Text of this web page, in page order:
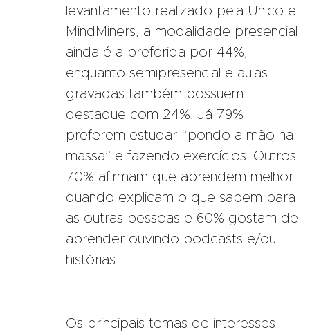
levantamento realizado pela Unico e
MindMiners, a modalidade presencial
ainda é a preferida por 44%,
enquanto semipresencial e aulas
gravadas também possuem
destaque com 24%. Já 79%
preferem estudar “pondo a mão na
massa” e fazendo exercícios. Outros
70% afirmam que aprendem melhor
quando explicam o que sabem para
as outras pessoas e 60% gostam de
aprender ouvindo podcasts e/ou
histórias.
Os principais temas de interesses